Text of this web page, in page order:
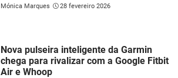
Mónica Marques 28 fevereiro 2026
Nova pulseira inteligente da Garmin
chega para rivalizar com a Google Fitbit
Air e Whoop